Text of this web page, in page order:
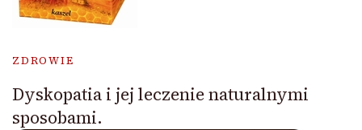
ZDROWIE
Dyskopatia i jej leczenie naturalnymi
sposobami.